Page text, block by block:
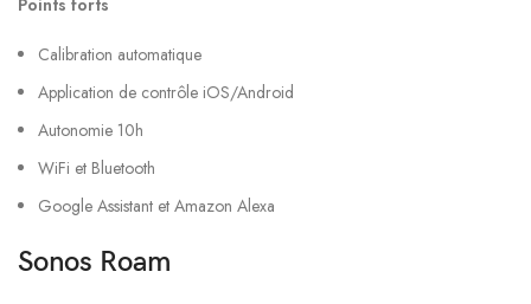
Calibration automatique
Application de contrôle iOS/Android
Autonomie 10h
WiFi et Bluetooth
Google Assistant et Amazon Alexa
Sonos Roam